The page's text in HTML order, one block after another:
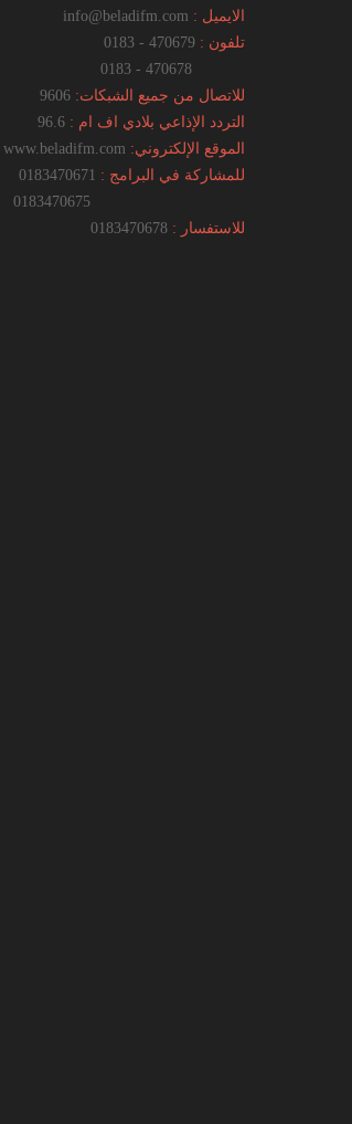
الايميل :
تلفون :
للاتصال من جميع الشبكات:
التردد الإذاعي بلادي اف ام :
الموقع الإلكتروني:
للمشاركة في البرامج :
للاستفسار :